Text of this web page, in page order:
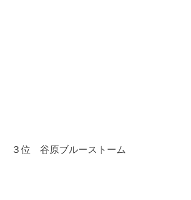
３位 谷原ブルーストーム